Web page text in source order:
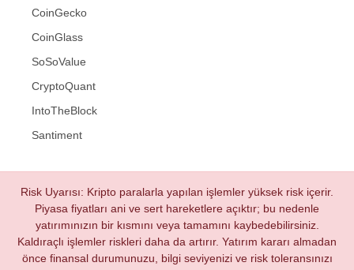
CoinGecko
CoinGlass
SoSoValue
CryptoQuant
IntoTheBlock
Santiment
Risk Uyarısı: Kripto paralarla yapılan işlemler yüksek risk içerir.
Piyasa fiyatları ani ve sert hareketlere açıktır; bu nedenle
yatırımınızın bir kısmını veya tamamını kaybedebilirsiniz.
Kaldıraçlı işlemler riskleri daha da artırır. Yatırım kararı almadan
önce finansal durumunuzu, bilgi seviyenizi ve risk toleransınızı